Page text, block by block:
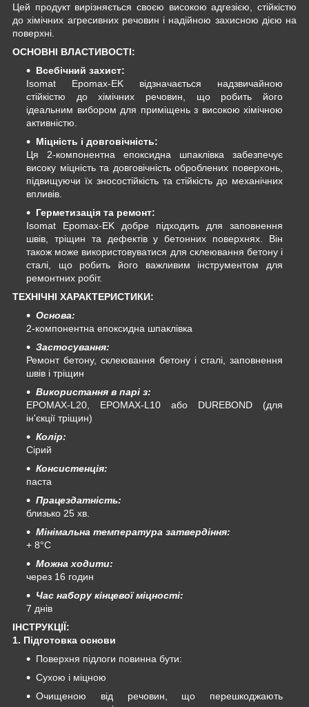
Цей продукт вирізняється своєю високою адгезією, стійкістю
до хімічних агресивних речовин і надійною захисною дією на
поверхні.
ОСНОВНІ ВЛАСТИВОСТІ:
Всебічний захист:
Isomat Epomax-EK відзначається надзвичайною
стійкістю до хімічних речовин, що робить його
ідеальним вибором для приміщень з високою хімічною
активністю.
Міцність і довговічність:
Ця 2-компонентна епоксидна шпаклівка забезпечує
високу міцність та довговічність оброблених поверхонь,
підвищуючи їх зносостійкість та стійкість до механічних
впливів.
Герметизація та ремонт:
Isomat Epomax-EK добре підходить для заповнення
швів, тріщин та дефектів у бетонних поверхнях. Він
також може використовуватися для склеювання бетону і
сталі, що робить його важливим інструментом для
ремонтних робіт.
ТЕХНІЧНІ ХАРАКТЕРИСТИКИ:
Основа:
2-компонентна епоксидна шпаклівка
Застосування:
Ремонт бетону, склеювання бетону і сталі, заповнення
швів і тріщин
Використання в парі з:
EPOMAX-L20, EPOMAX-L10 або DUREBOND (для
ін'єкції тріщин)
Колір:
Сірий
Консистенція:
паста
Працездатність:
близько 25 хв.
Мінімальна температура затвердіння:
+ 8°С
Можна ходити:
через 16 годин
Час набору кінцевої міцності:
7 днів
ІНСТРУКЦІЇ:
1. Підготовка основи
Поверхня підлоги повинна бути:
Сухою і міцною
Очищеною від речовин, що перешкоджають